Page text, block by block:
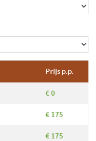
Prijs p.p.
€ 0
€ 175
€ 175